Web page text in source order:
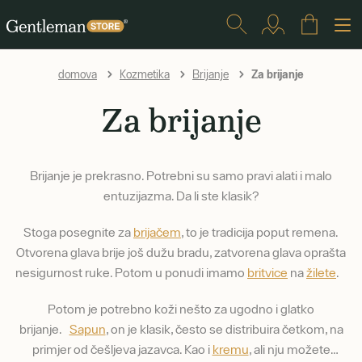
domova Kozmetika Brijanje Za brijanje
Za brijanje
Brijanje je prekrasno. Potrebni su samo pravi alati i malo
entuzijazma. Da li ste klasik?
Stoga posegnite za brijačem, to je tradicija poput remena.
Otvorena glava brije još dužu bradu, zatvorena glava oprašta
nesigurnost ruke. Potom u ponudi imamo britvice nažilete.
Potom je potrebno koži nešto za ugodno i glatko
brijanje. Sapun, on je klasik, često se distribuira četkom, na
primjer od češljeva jazavca. Kao i kremu, ali nju možete